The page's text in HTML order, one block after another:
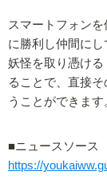
スマートフォン
に勝利し仲間に
妖怪を取り憑ける
ることで、直接
うことができます
■ニュースソース
https://